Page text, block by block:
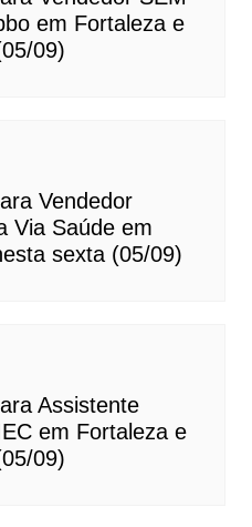
em Fortaleza e
09)
Vendedor
Via Saúde em
sexta (05/09)
Assistente
em Fortaleza e
09)